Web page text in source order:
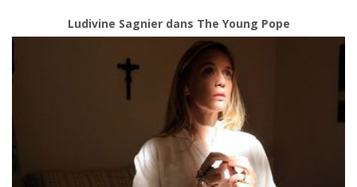
Ludivine Sagnier dans The Young Pope